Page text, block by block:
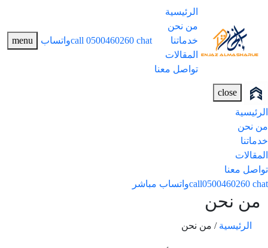
الرئيسية
من نحن
خدماتنا
المقالات
تواصل معنا
call 0500460260 chat واتساب menu
close
الرئيسية
من نحن
خدماتنا
المقالات
تواصل معنا
call0500460260 chat واتساب مباشر
من نحن
الرئيسية / من نحن